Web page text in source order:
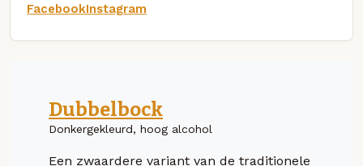
FacebookInstagram
Dubbelbock
Donkergekleurd, hoog alcohol
Een zwaardere variant van de traditionele